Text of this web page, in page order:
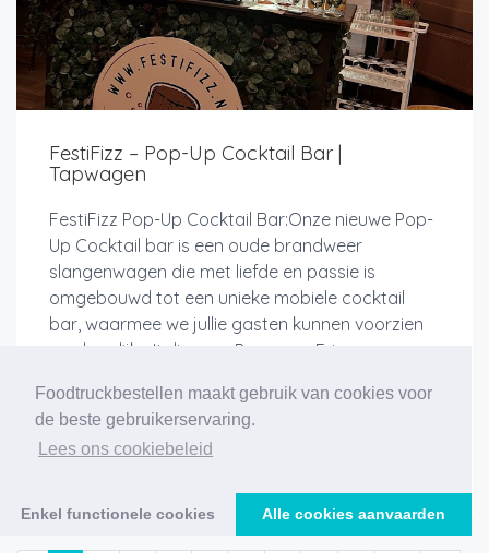
Foodtruckbestellen maakt gebruik van cookies voor
de beste gebruikerservaring.
Lees ons cookiebeleid
Enkel functionele cookies Alle cookies aanvaarden
FestiFizz – Pop-Up Cocktail Bar |
Tapwagen
FestiFizz Pop-Up Cocktail Bar:Onze nieuwe Pop-
Up Cocktail bar is een oude brandweer
slangenwagen die met liefde en passie is
omgebouwd tot een unieke mobiele cocktail
bar, waarmee we jullie gasten kunnen voorzien
van heerlijke Italiaanse Prosecco Fri...